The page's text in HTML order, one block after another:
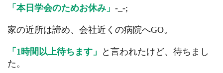
「本日学会のためお休み」 -_-;
家の近所は諦め、会社近くの病院へGO。
「1時間以上待ちます」
と言われたけど、待ちまし
た。